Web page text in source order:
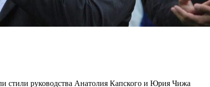
стили руководства Анатолия Капского и Юрия Чижа